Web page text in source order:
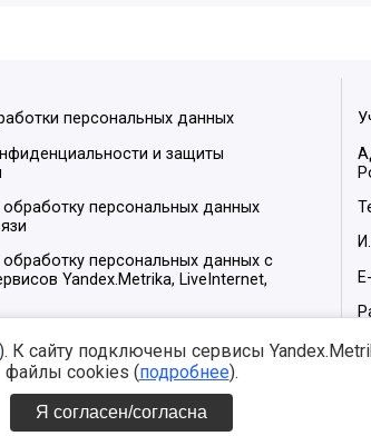
персональных данных
и защиты
обработку персональных данных
обработку персональных данных с
Yandex.Metrika, LiveInternet,
). К сайту подключены сервисы
файлы cookies (подробнее).
Я согласен/согласна